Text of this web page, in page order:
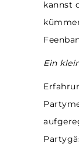
kannst
Ein